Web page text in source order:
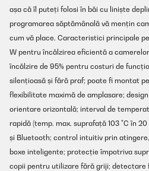
așa că îl puteți folosi în băi cu liniște
programarea săptămânală vă mențin
cum vă place. Caracteristici principale
W pentru încălzirea eficientă a
încălzire de 95% pentru costuri de
silențioasă și fără praf; poate fi montat
flexibilitate maximă de amplasare;
orientare orizontală; interval de
rapidă (temp. max. suprafață 103 °C în
și Bluetooth; control intuitiv prin
boxe inteligente; protecție împotriva
copii pentru utilizare fără griji; detectare